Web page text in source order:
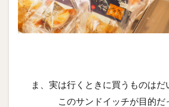
ま、実は行くときに買うものはだ
このサンドイッチが目的だ